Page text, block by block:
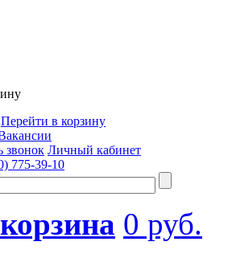
Перейти в корзину
звонок Личный кабинет
775-39-10
0 руб.